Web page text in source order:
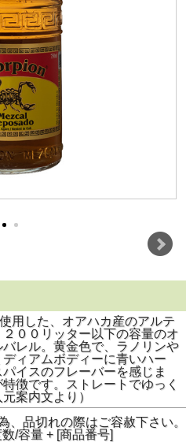
用した、オアハカ産のアルテ
００リッター以下の容量のオ
レル。黄金色で、ラノリンや
ィアムボディーに青いハー
イスのフレーバーを感じま
徴です。ストレートでゆっく
案内文より）
、品切れの際はご容赦下さい。
/容量 + [商品番号]